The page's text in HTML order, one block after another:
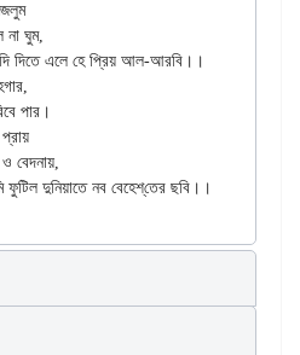
দিতে এলে হে প্রিয় আল-আরবি।।